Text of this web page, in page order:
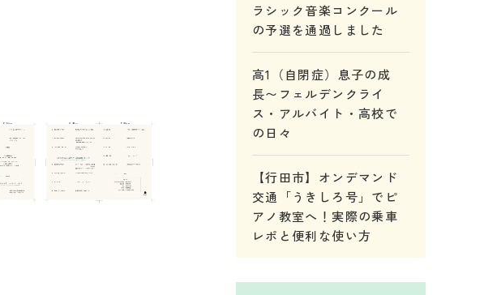
ラシック音楽コンクール
の予選を通過しました
高1（自閉症）息子の成
長〜フェルデンクライ
ス・アルバイト・高校で
の日々
【行田市】オンデマンド
交通「うきしろ号」でピ
アノ教室へ！実際の乗車
レポと便利な使い方